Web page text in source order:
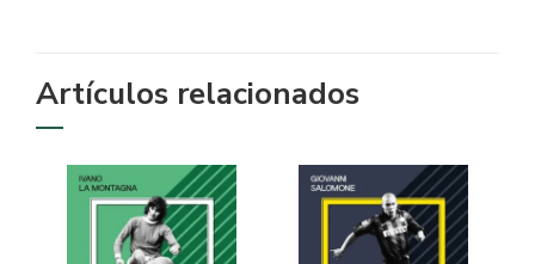
Artículos relacionados